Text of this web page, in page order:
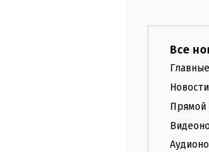
Все
Прямой